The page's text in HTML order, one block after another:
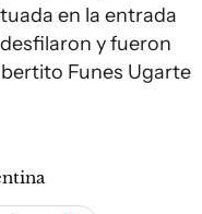
en la entrada
y fueron
Funes Ugarte